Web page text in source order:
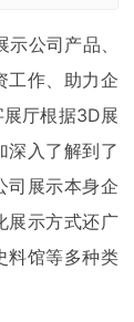
公司产品、
工作、助力企
厅根据3D展
深入了解到了
司展示本身企
展示方式还广
料馆等多种类